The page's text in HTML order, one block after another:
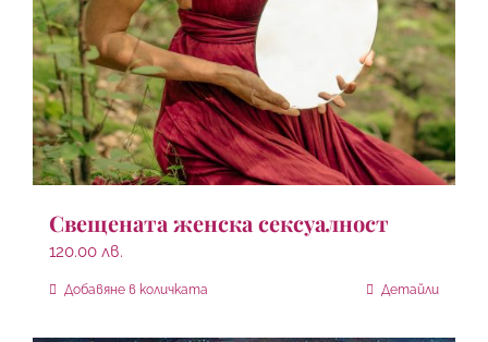
Свещената женска сексуалност
120.00 лв.
Добавяне в количката Детайли